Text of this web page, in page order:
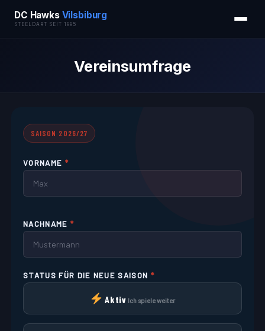
DC Hawks Vilsbiburg
STEELDART SEIT 1995
Vereinsumfrage
SAISON 2026/27
VORNAME *
NACHNAME *
STATUS FÜR DIE NEUE SAISON *
Aktiv Ich spiele weiter